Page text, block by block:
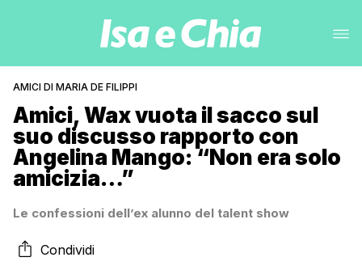
AMICI DI MARIA DE FILIPPI
Amici, Wax vuota il sacco sul
suo discusso rapporto con
Angelina Mango: “Non era solo
amicizia…”
Le confessioni dell’ex alunno del talent show
Condividi